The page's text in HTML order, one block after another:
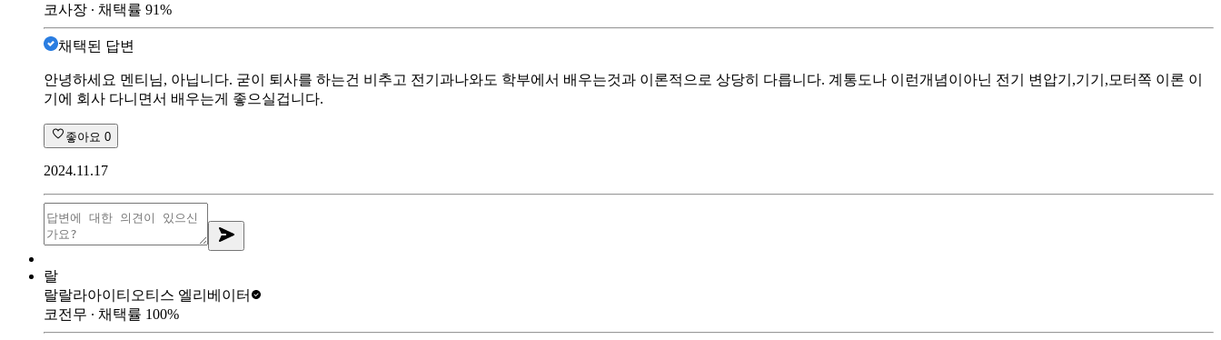
코사장 ∙ 채택률 91%
채택된 답변
안녕하세요 멘티님, 아닙니다. 굳이 퇴사를 하는건 비추고 전기과나와도 학부에서 배우는것과 이론적으로 상당히 다릅니다. 계통도나 이런개념이아닌 전기 변압기,기기,모터쪽 이론 이
기에 회사 다니면서 배우는게 좋으실겁니다.
좋아요 0
2024.11.17
랄
랄랄라아이티 오티스 엘리베이터
코전무 ∙ 채택률 100%